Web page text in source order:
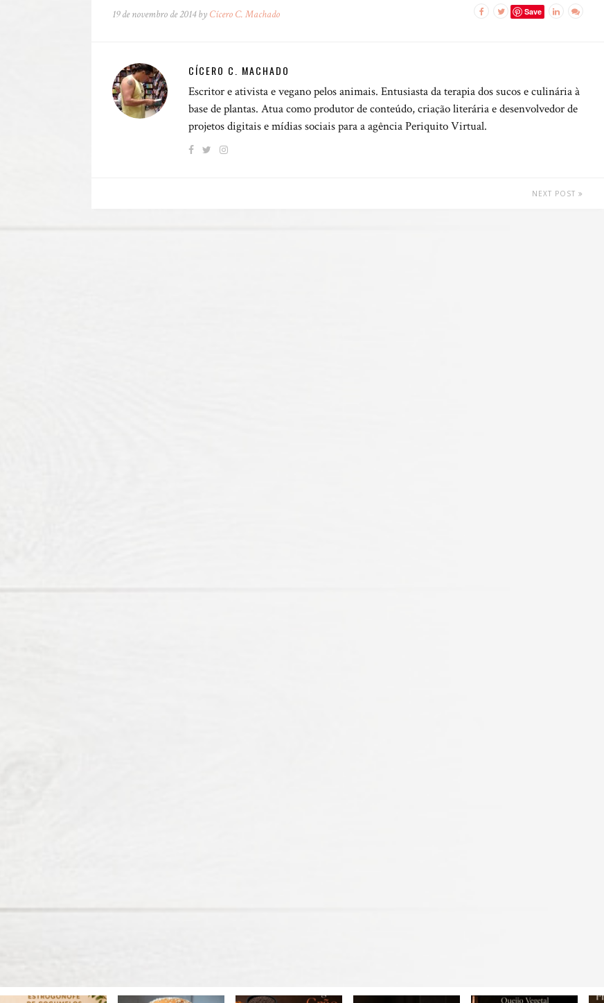
19 de novembro de 2014 by Cícero C. Machado Save
CÍCERO C. MACHADO
Escritor e ativista e vegano pelos animais. Entusiasta da terapia dos sucos e culinária à
base de plantas. Atua como produtor de conteúdo, criação literária e desenvolvedor de
projetos digitais e mídias sociais para a agência Periquito Virtual.
NEXT POST